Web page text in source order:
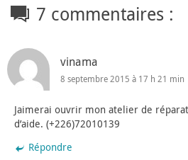
7 commentaires :
vinama
8 septembre 2015 à 17 h 21 min
Jaimerai ouvrir mon atelier de
d’aide. (+226)72010139
Répondre